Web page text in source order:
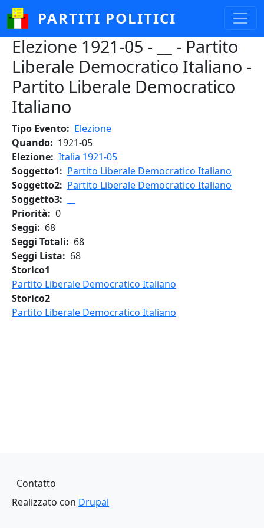
Salta al contenuto principale
PARTITI POLITICI
Elezione 1921-05 - __ - Partito
Liberale Democratico Italiano -
Partito Liberale Democratico
Italiano
Tipo Evento
Elezione
Quando
1921-05
Elezione Italia 1921-05
Soggetto1
Partito Liberale Democratico Italiano
Soggetto2
Partito Liberale Democratico Italiano
Soggetto3
Priorità
0
Seggi
68
Seggi Totali
68
Seggi Lista
68
Storico1
Partito Liberale Democratico Italiano
Storico2
Partito Liberale Democratico Italiano
Piè di pagina
Contatto
Realizzato con Drupal